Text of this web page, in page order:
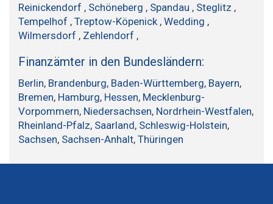
Reinickendorf , Schöneberg , Spandau , Steglitz ,
Tempelhof , Treptow-Köpenick , Wedding ,
Wilmersdorf , Zehlendorf ,
Finanzämter in den Bundesländern:
Berlin, Brandenburg, Baden-Württemberg, Bayern,
Bremen, Hamburg, Hessen, Mecklenburg-
Vorpommern, Niedersachsen, Nordrhein-Westfalen,
Rheinland-Pfalz, Saarland, Schleswig-Holstein,
Sachsen, Sachsen-Anhalt, Thüringen